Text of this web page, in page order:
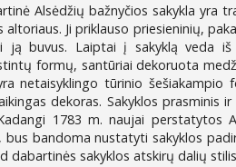
Alsėdžių bažnyčios sakykla yra
altoriaus. Ji priklauso priesieninių,
ją buvus. Laiptai į sakyklą veda
formų, santūriai dekoruota
netaisyklingo tūrinio
dekoras. Sakyklos
1783 m. naujai perstatytos
bus bandoma nustatyti sakyklos
dabartinės sakyklos atskirų dalių